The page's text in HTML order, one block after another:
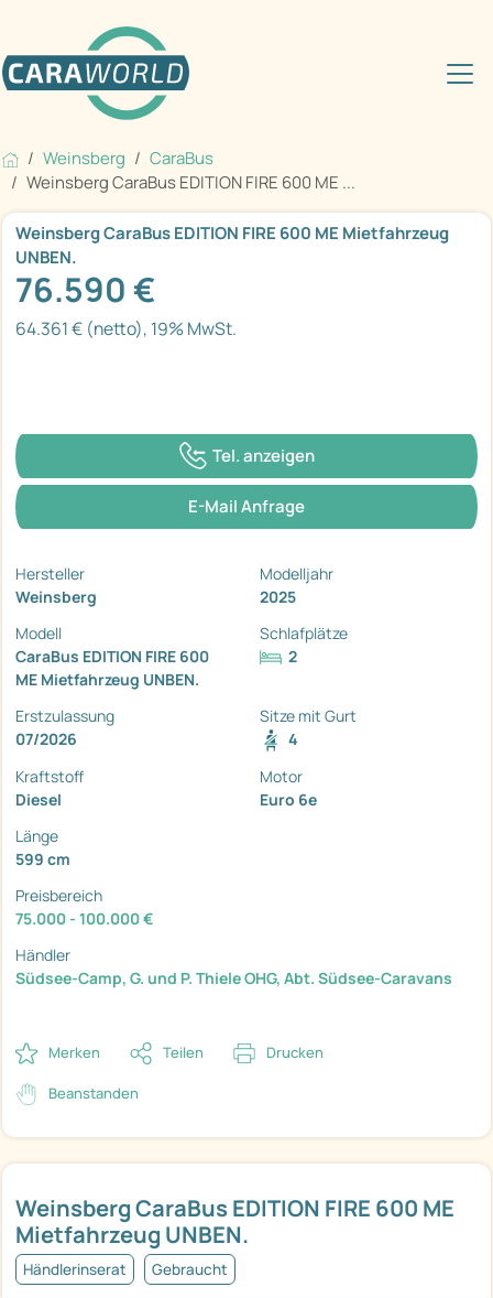
Weinsberg
CaraBus
Weinsberg CaraBus EDITION FIRE 600 ME ...
Weinsberg CaraBus EDITION FIRE 600 ME
Mietfahrzeug UNBEN.
Händlerinserat Gebraucht
Weinsberg CaraBus EDITION FIRE 600 ME Mietfahrzeug
UNBEN.
76.590 €
64.361 € (netto), 19% MwSt.
Tel. anzeigen
E-Mail Anfrage
Hersteller
Weinsberg
Modelljahr
2025
Modell
CaraBus EDITION FIRE 600
ME Mietfahrzeug UNBEN.
Schlafplätze
2
Erstzulassung
07/2026
Sitze mit Gurt
4
Kraftstoff
Diesel
Motor
Euro 6e
Länge
599 cm
Preisbereich
75.000 - 100.000 €
Händler
Südsee-Camp, G. und P. Thiele OHG, Abt. Südsee-Caravans
Merken Teilen Drucken
Beanstanden